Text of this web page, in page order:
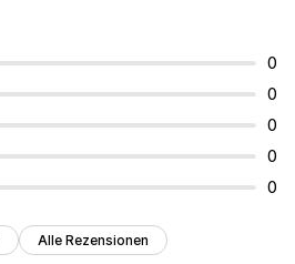
0
0
0
0
0
Alle Rezensionen